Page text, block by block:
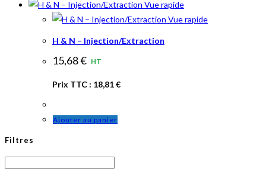
Vue rapide
Vue rapide
H & N – Injection/Extraction
15,68€ HT
Prix TTC : 18,81€
Ajouter au panier
Filtres